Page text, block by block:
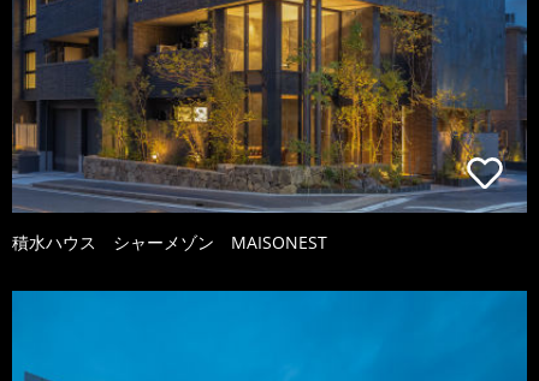
積水ハウス シャーメゾン MAISONEST